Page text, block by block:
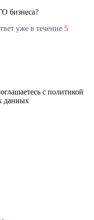
бизнеса?
уже в течение 5
с политикой
данных